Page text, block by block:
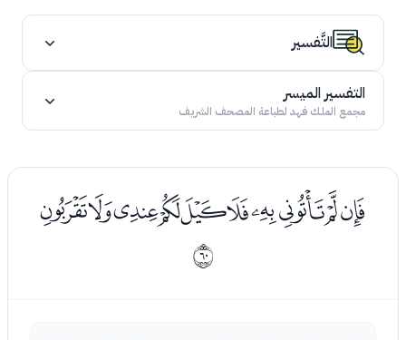
التَّفسير
التفسير الميسر
مجمع الملك فهد لطباعة المصحف الشريف
ﯘﯙﯚﯛﯜﯝﯞﯟﯠﯡ
ﰻ